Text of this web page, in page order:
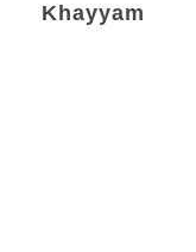
Khayyam